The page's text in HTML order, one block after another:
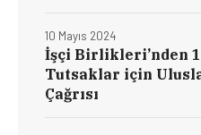
İşçi Birlikleri’nden
Tutsaklar için
Çağrısı
10 Mayıs 2024